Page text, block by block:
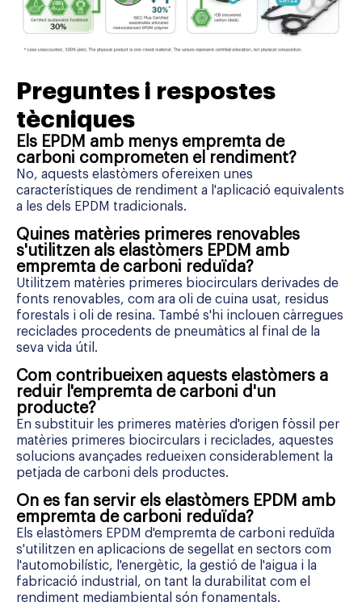
Preguntes i respostes
tècniques
Els EPDM amb menys empremta de
carboni comprometen el rendiment?
No, aquests elastòmers ofereixen unes
característiques de rendiment a l'aplicació equivalents
a les dels EPDM tradicionals.
Quines matèries primeres renovables
s'utilitzen als elastòmers EPDM amb
empremta de carboni reduïda?
Utilitzem matèries primeres biocirculars derivades de
fonts renovables, com ara oli de cuina usat, residus
forestals i oli de resina. També s'hi inclouen càrregues
reciclades procedents de pneumàtics al final de la
seva vida útil.
Com contribueixen aquests elastòmers a
reduir l'empremta de carboni d'un
producte?
En substituir les primeres matèries d'origen fòssil per
matèries primeres biocirculars i reciclades, aquestes
solucions avançades redueixen considerablement la
petjada de carboni dels productes.
On es fan servir els elastòmers EPDM amb
empremta de carboni reduïda?
Els elastòmers EPDM d'empremta de carboni reduïda
s'utilitzen en aplicacions de segellat en sectors com
l'automobilístic, l'energètic, la gestió de l'aigua i la
fabricació industrial, on tant la durabilitat com el
rendiment mediambiental són fonamentals.